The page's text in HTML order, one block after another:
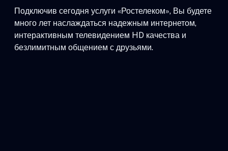
Подключив сегодня услуги «Ростелеком», Вы будете
много лет наслаждаться надежным интернетом,
интерактивным телевидением HD качества и
безлимитным общением с друзьями.